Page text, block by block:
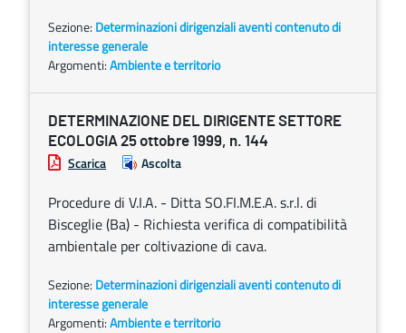
Sezione: Determinazioni dirigenziali aventi contenuto di
interesse generale
Argomenti:Ambiente e territorio
DETERMINAZIONE DEL DIRIGENTE SETTORE
ECOLOGIA 25 ottobre 1999, n. 144
Scarica Ascolta
Procedure di V.I.A. - Ditta SO.FI.M.E.A. s.r.l. di
Bisceglie (Ba) - Richiesta verifica di compatibilità
ambientale per coltivazione di cava.
Sezione: Determinazioni dirigenziali aventi contenuto di
interesse generale
Argomenti:Ambiente e territorio